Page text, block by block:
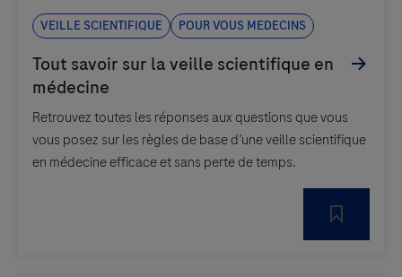
Veille scientifique Pour vous medecins
Retrouvez toutes les réponses aux questions que vous
vous posez sur les règles de base d’une veille scientifique
en médecine efficace et sans perte de temps.